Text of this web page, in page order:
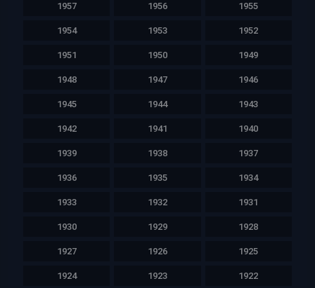
1957 1956 1955
1954 1953 1952
1951 1950 1949
1948 1947 1946
1945 1944 1943
1942 1941 1940
1939 1938 1937
1936 1935 1934
1933 1932 1931
1930 1929 1928
1927 1926 1925
1924 1923 1922